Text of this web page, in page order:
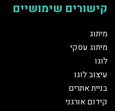
קישורים שימושיים
מיתוג
מיתוג עסקי
לוגו
עיצוב לוגו
בניית אתרים
קידום אורגני